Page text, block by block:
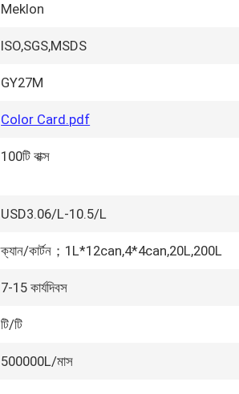
Meklon
ISO,SGS,MSDS
GY27M
Color Card.pdf
100টি বাক্স
USD3.06/L-10.5/L
ক্যান/কার্টন；1L*12can,4*4can,20L,200L
7-15 কার্যদিবস
টি/টি
500000L/মাস